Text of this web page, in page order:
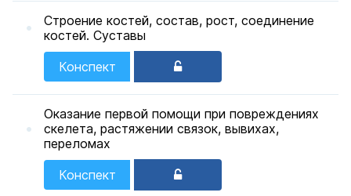
Строение костей, состав, рост, соединение
костей. Суставы
Конспект
Оказание первой помощи при повреждениях
скелета, растяжении связок, вывихах,
переломах
Конспект